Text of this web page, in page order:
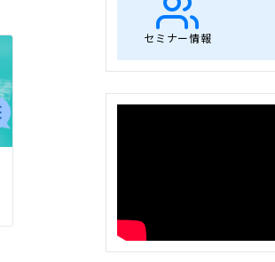
セミナー情報